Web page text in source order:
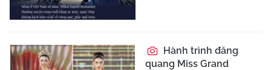
Hành trình đăng
quang Miss Grand